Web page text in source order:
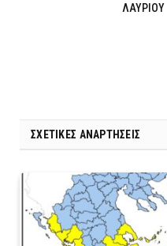
ΛΑΥΡΙΟΥ
ΣΧΕΤΙΚΈΣ ΑΝΑΡΤΉΣΕΙΣ